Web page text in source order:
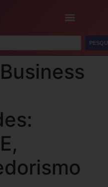
Business